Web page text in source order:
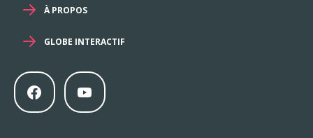
À PROPOS
GLOBE INTERACTIF